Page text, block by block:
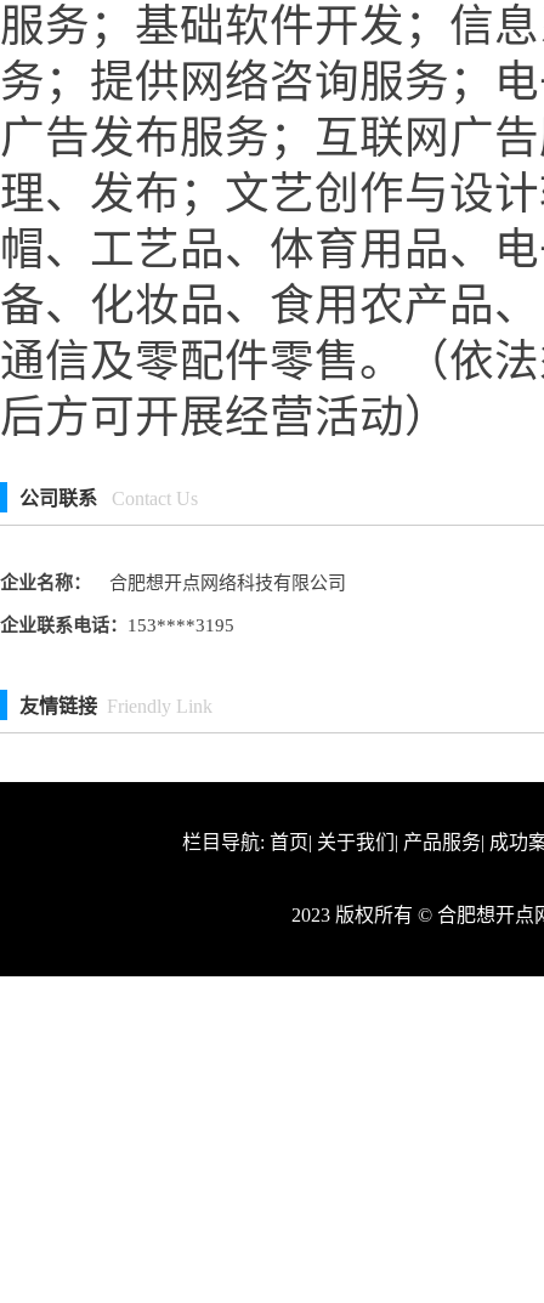
服务；基础软件开发；信
务；提供网络咨询服务；
广告发布服务；互联网广
理、发布；文艺创作与设
帽、工艺品、体育用品、
备、化妆品、食用农产品
通信及零配件零售。（依
后方可开展经营活动）
公司联系 Contact Us
企业名称： 合肥想开点网络科技有限公司
企业联系电话： 153****3195
友情链接 Friendly Link
栏目导航: 首页| 关于我们 | 产品服务| 成功
2023 版权所有 © 合肥想开